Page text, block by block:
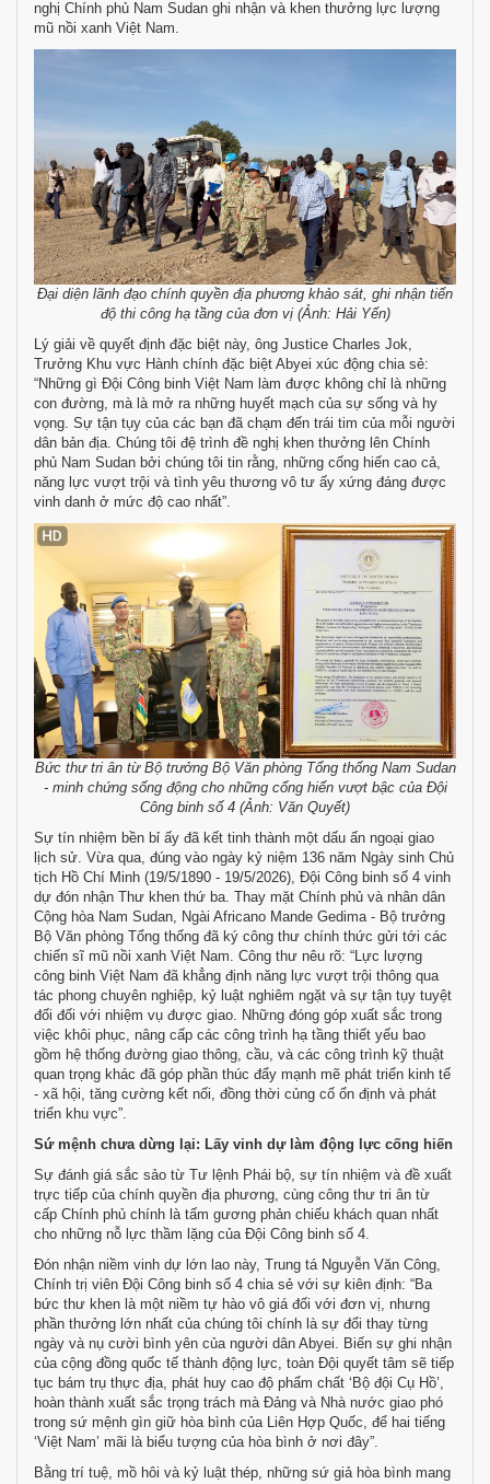
nghị Chính phủ Nam Sudan ghi nhận và khen thưởng lực lượng
mũ nồi xanh Việt Nam.
Đại diện lãnh đạo chính quyền địa phương khảo sát, ghi nhận tiến
độ thi công hạ tầng của đơn vị (Ảnh: Hải Yến)
Lý giải về quyết định đặc biệt này, ông Justice Charles Jok,
Trưởng Khu vực Hành chính đặc biệt Abyei xúc động chia sẻ:
“Những gì Đội Công binh Việt Nam làm được không chỉ là những
con đường, mà là mở ra những huyết mạch của sự sống và hy
vọng. Sự tận tụy của các bạn đã chạm đến trái tim của mỗi người
dân bản địa. Chúng tôi đệ trình đề nghị khen thưởng lên Chính
phủ Nam Sudan bởi chúng tôi tin rằng, những cống hiến cao cả,
năng lực vượt trội và tình yêu thương vô tư ấy xứng đáng được
vinh danh ở mức độ cao nhất”.
Bức thư tri ân từ Bộ trưởng Bộ Văn phòng Tổng thống Nam Sudan
- minh chứng sống động cho những cống hiến vượt bậc của Đội
Công binh số 4 (Ảnh: Văn Quyết)
Sự tín nhiệm bền bỉ ấy đã kết tinh thành một dấu ấn ngoại giao
lịch sử. Vừa qua, đúng vào ngày kỷ niệm 136 năm Ngày sinh Chủ
tịch Hồ Chí Minh (19/5/1890 - 19/5/2026), Đội Công binh số 4 vinh
dự đón nhận Thư khen thứ ba. Thay mặt Chính phủ và nhân dân
Cộng hòa Nam Sudan, Ngài Africano Mande Gedima - Bộ trưởng
Bộ Văn phòng Tổng thống đã ký công thư chính thức gửi tới các
chiến sĩ mũ nồi xanh Việt Nam. Công thư nêu rõ: “Lực lượng
công binh Việt Nam đã khẳng định năng lực vượt trội thông qua
tác phong chuyên nghiệp, kỷ luật nghiêm ngặt và sự tận tụy tuyệt
đối đối với nhiệm vụ được giao. Những đóng góp xuất sắc trong
việc khôi phục, nâng cấp các công trình hạ tầng thiết yếu bao
gồm hệ thống đường giao thông, cầu, và các công trình kỹ thuật
quan trọng khác đã góp phần thúc đẩy mạnh mẽ phát triển kinh tế
- xã hội, tăng cường kết nối, đồng thời củng cố ổn định và phát
triển khu vực”.
Sứ mệnh chưa dừng lại: Lấy vinh dự làm động lực cống hiến
Sự đánh giá sắc sảo từ Tư lệnh Phái bộ, sự tín nhiệm và đề xuất
trực tiếp của chính quyền địa phương, cùng công thư tri ân từ
cấp Chính phủ chính là tấm gương phản chiếu khách quan nhất
cho những nỗ lực thầm lặng của Đội Công binh số 4.
Đón nhận niềm vinh dự lớn lao này, Trung tá Nguyễn Văn Công,
Chính trị viên Đội Công binh số 4 chia sẻ với sự kiên định: “Ba
bức thư khen là một niềm tự hào vô giá đối với đơn vị, nhưng
phần thưởng lớn nhất của chúng tôi chính là sự đổi thay từng
ngày và nụ cười bình yên của người dân Abyei. Biến sự ghi nhận
của cộng đồng quốc tế thành động lực, toàn Đội quyết tâm sẽ tiếp
tục bám trụ thực địa, phát huy cao độ phẩm chất ‘Bộ đội Cụ Hồ’,
hoàn thành xuất sắc trọng trách mà Đảng và Nhà nước giao phó
trong sứ mệnh gìn giữ hòa bình của Liên Hợp Quốc, để hai tiếng
‘Việt Nam’ mãi là biểu tượng của hòa bình ở nơi đây”.
Bằng trí tuệ, mồ hôi và kỷ luật thép, những sứ giả hòa bình mang